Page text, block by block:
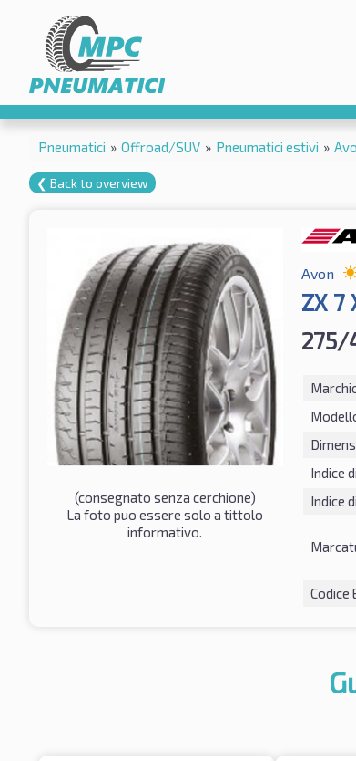
Pneumatici » Offroad/SUV » Pneumatici estivi »
❮ Back to overview
(consegnato senza cerchione)
La foto puo essere solo a tittolo
informativo.
Avon
ZX 7
275/
Indice
Indice
Codice